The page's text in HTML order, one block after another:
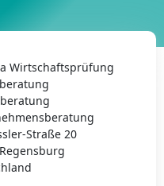
Wirtschaftsprüfung
Straße 20